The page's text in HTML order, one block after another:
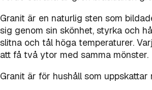
Granit är en naturlig sten som
sig genom sin skönhet, styrka och
slitna och tål höga temperaturer.
att få två ytor med samma mönster.
Granit är för hushåll som